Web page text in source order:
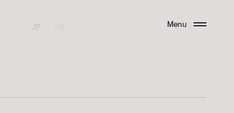
JP Menu